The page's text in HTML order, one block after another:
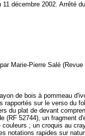
décembre 2002. Arrêté
Marie-Pierre Salé (Revue
de bois à pommeau
rapportés sur le verso du
du plat de devant
(RF 52744), un fragment
; un croquis au
notations rapides sur